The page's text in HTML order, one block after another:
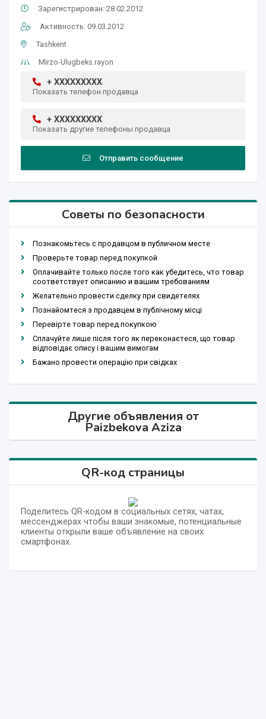
Зарегистрирован: 28.02.2012
Активность: 09.03.2012
Tashkent
Mirzo-Ulugbeks.rayon
+ XXXXXXXXX
Показать телефон продавца
+ XXXXXXXXX
Показать другие телефоны продавца
Отправить сообщение
Советы по безопасности
Познакомьтесь с продавцом в публичном месте
Проверьте товар перед покупкой
Оплачивайте только после того как убедитесь, что товар
соответствует описанию и вашим требованиям
Желательно провести сделку при свидетелях
Познайомтеся з продавцем в публічному місці
Перевірте товар перед покупкою
Сплачуйте лише після того як переконаєтеся, що товар
відповідає опису і вашим вимогам
Бажано провести операцію при свідках
Другие объявления от
Paizbekova Aziza
QR-код страницы
Поделитесь QR-кодом в социальных сетях, чатах,
мессенджерах чтобы ваши знакомые, потенциальные
клиенты открыли ваше объявление на своих
смартфонах.